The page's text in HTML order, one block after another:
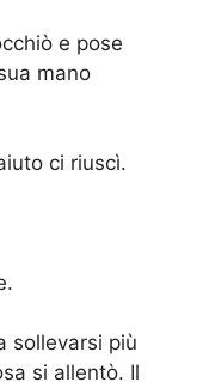
e pose
mano
ci riuscì.
sollevarsi più
si allentò. Il